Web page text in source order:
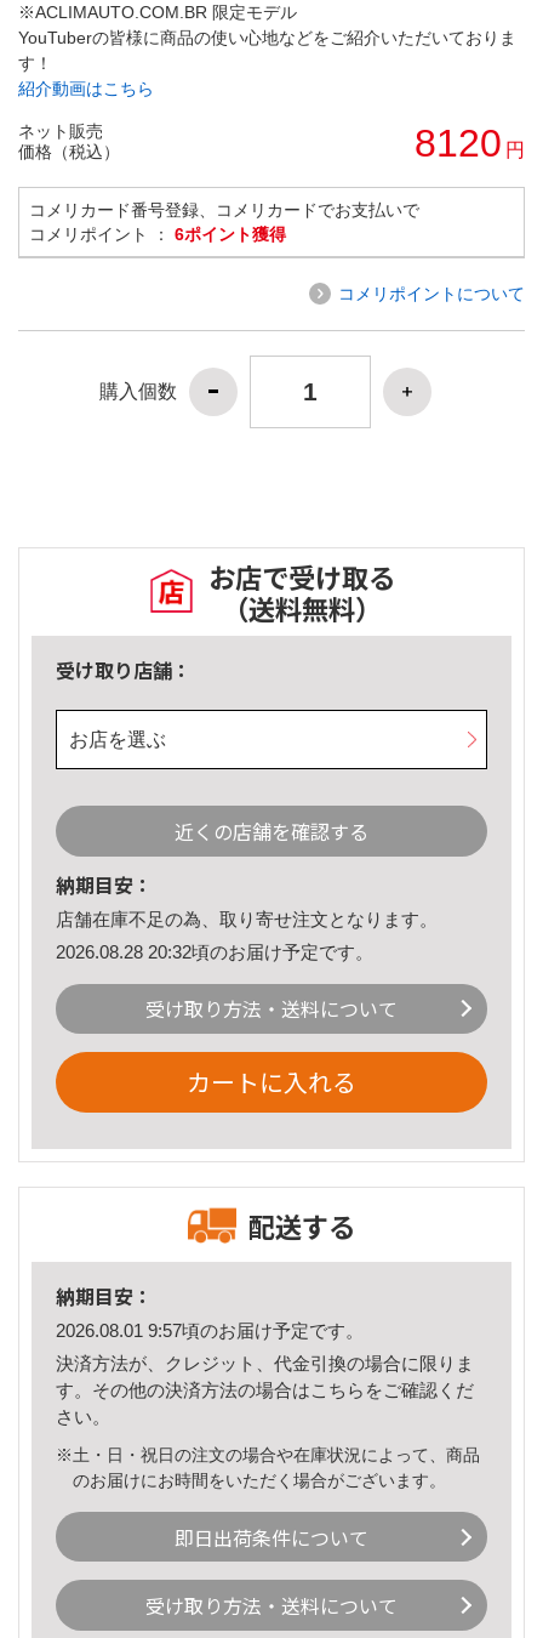
※ACLIMAUTO.COM.BR 限定モデル
YouTuberの皆様に商品の使い心地などをご紹介いただいておりま
す！
紹介動画はこちら
ネット販売
価格（税込）
8120 円
コメリカード番号登録、コメリカードでお支払いで
コメリポイント ： 6ポイント獲得
コメリポイントについて
購入個数
お店で受け取る
（送料無料）
受け取り店舗：
お店を選ぶ
近くの店舗を確認する
納期目安：
店舗在庫不足の為、取り寄せ注文となります。
2026.08.28 20:32頃のお届け予定です。
受け取り方法・送料について
カートに入れる
配送する
納期目安：
2026.08.01 9:57頃のお届け予定です。
決済方法が、クレジット、代金引換の場合に限りま
す。その他の決済方法の場合はこちら をご確認くだ
さい。
※土・日・祝日の注文の場合や在庫状況によって、商品
のお届けにお時間をいただく場合がございます。
即日出荷条件について
受け取り方法・送料について